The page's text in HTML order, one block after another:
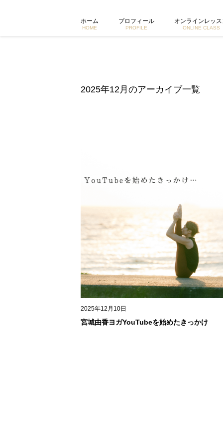
ホーム
HOME
プロフィール
PROFILE
オンラインレッス
ONLINE CLASS
2025年12月のアーカイブ一覧
2025年12月10日
宮城由香ヨガYouTubeを始めたきっかけ